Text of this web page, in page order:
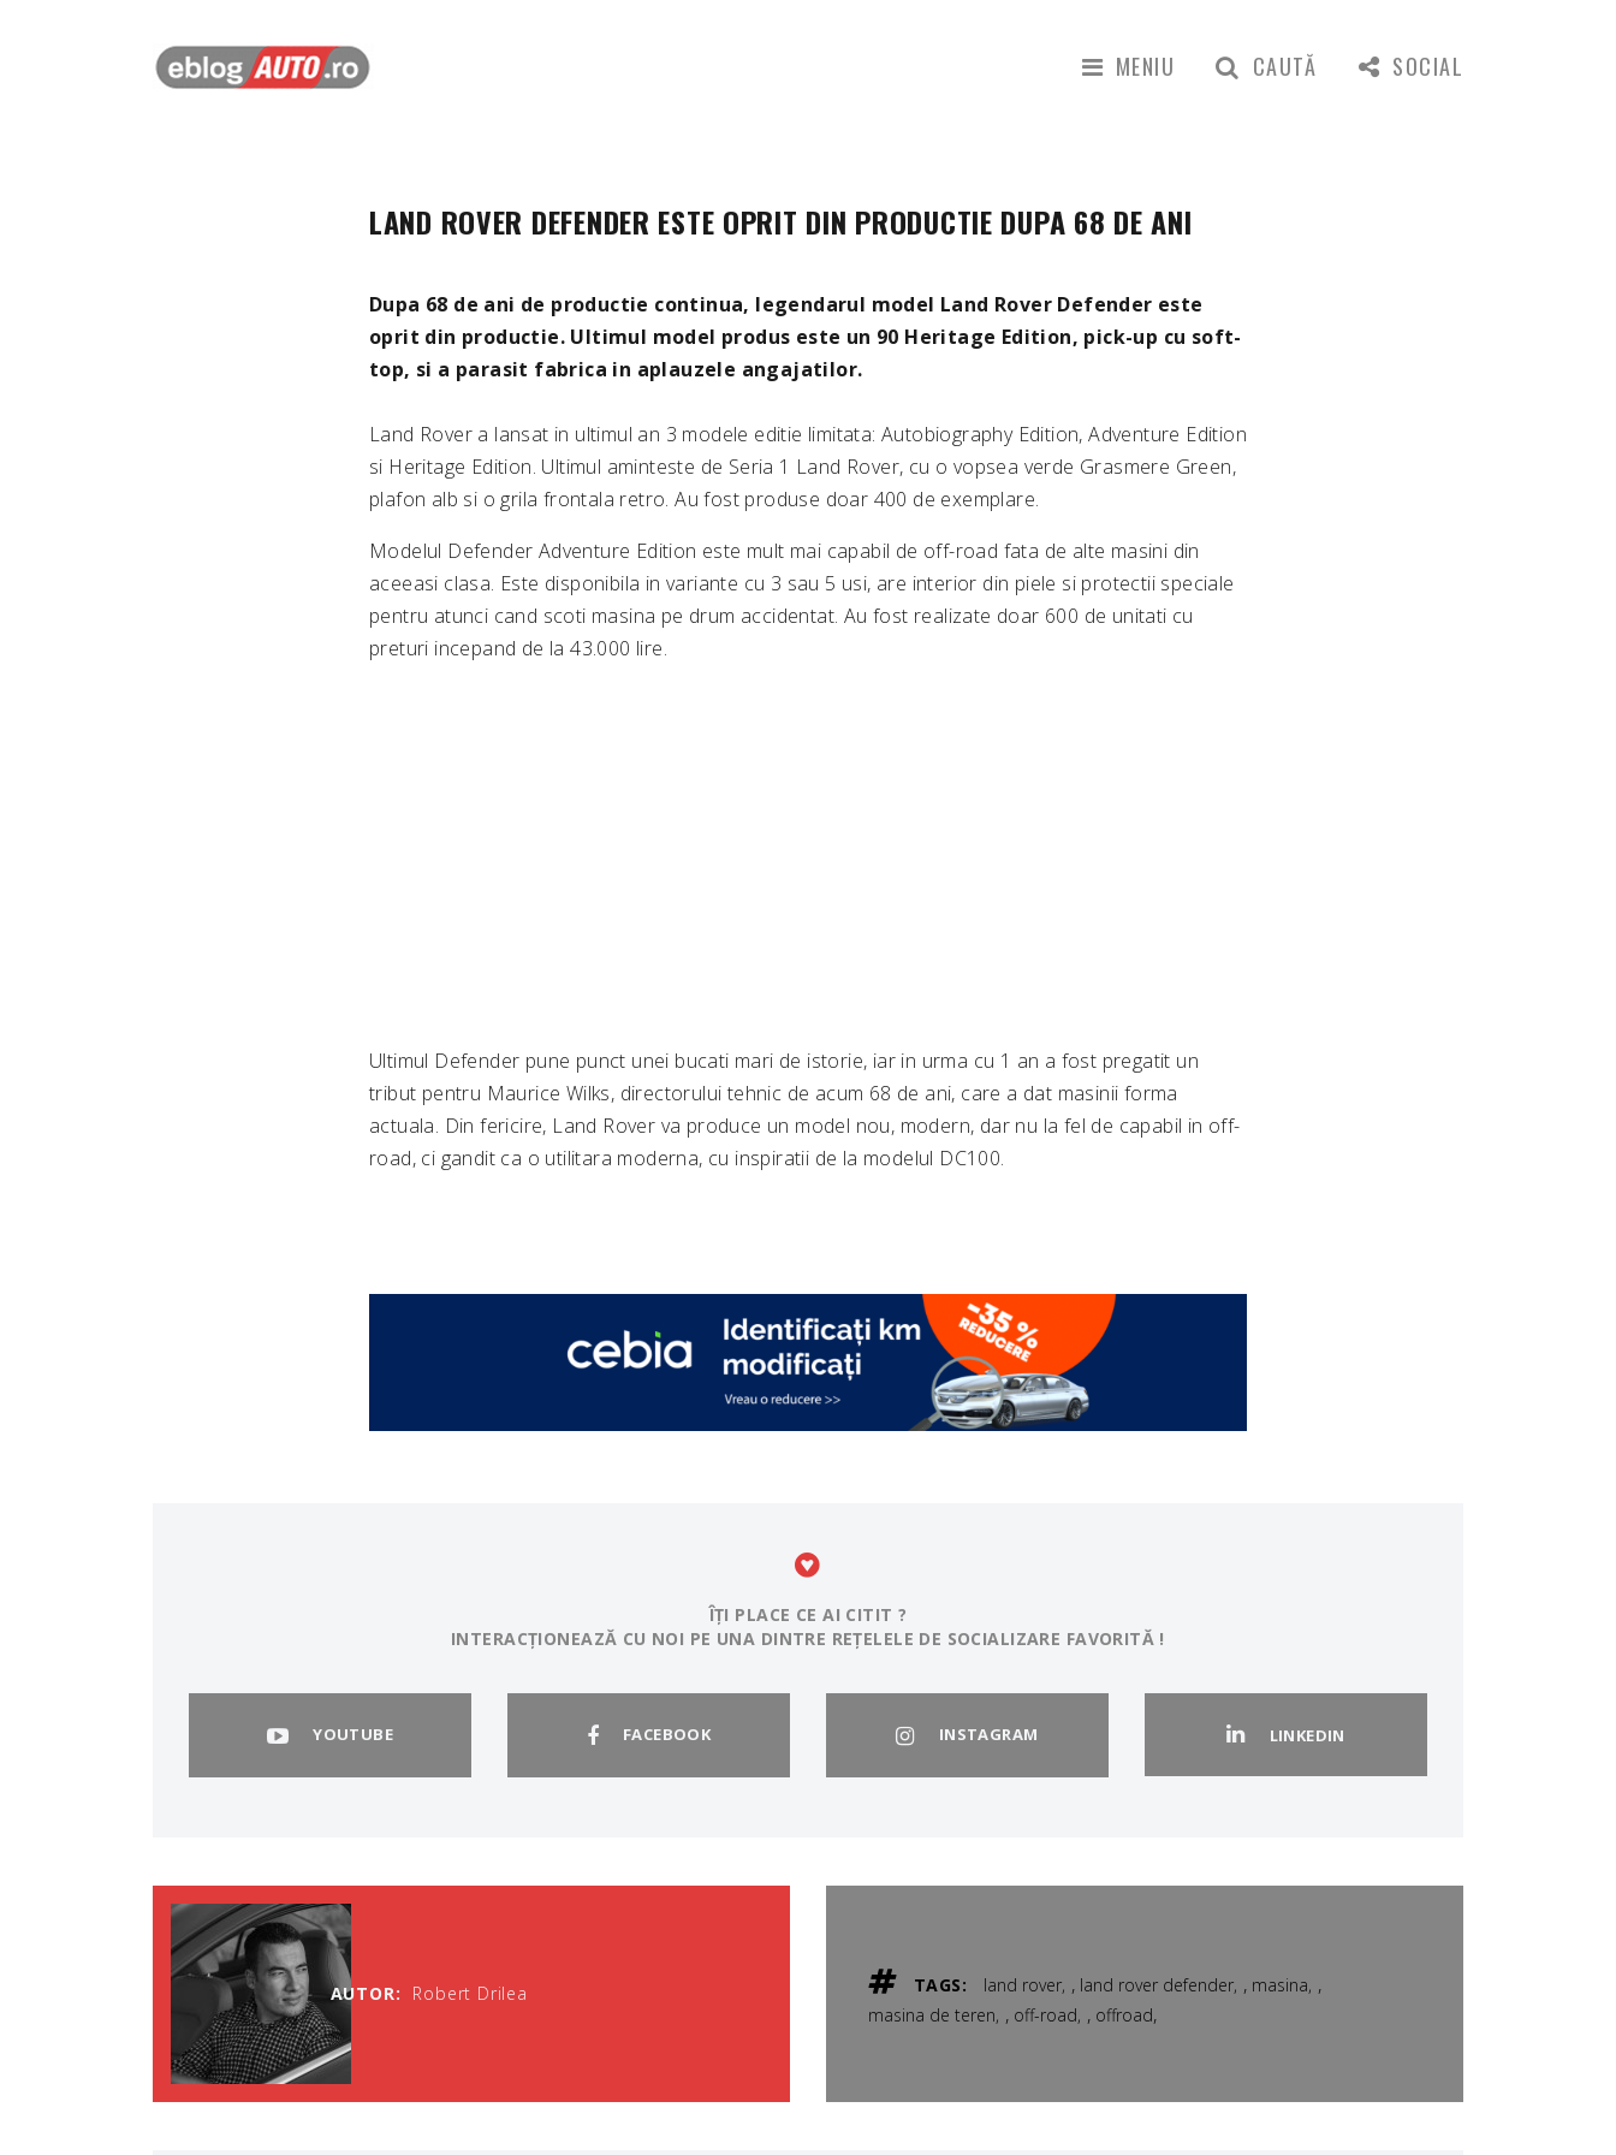
MENIU CAUTĂ SOCIAL
LAND ROVER DEFENDER ESTE OPRIT DIN PRODUCTIE DUPA 68 DE ANI
Dupa 68 de ani de productie continua, legendarul model Land Rover Defender este
oprit din productie. Ultimul model produs este un 90 Heritage Edition, pick-up cu soft-
top, si a parasit fabrica in aplauzele angajatilor.
Land Rover a lansat in ultimul an 3 modele editie limitata: Autobiography Edition, Adventure Edition
si Heritage Edition. Ultimul aminteste de Seria 1 Land Rover, cu o vopsea verde Grasmere Green,
plafon alb si o grila frontala retro. Au fost produse doar 400 de exemplare.
Modelul Defender Adventure Edition este mult mai capabil de off-road fata de alte masini din
aceeasi clasa. Este disponibila in variante cu 3 sau 5 usi, are interior din piele si protectii speciale
pentru atunci cand scoti masina pe drum accidentat. Au fost realizate doar 600 de unitati cu
preturi incepand de la 43.000 lire.
Ultimul Defender pune punct unei bucati mari de istorie, iar in urma cu 1 an a fost pregatit un
tribut pentru Maurice Wilks, directorului tehnic de acum 68 de ani, care a dat masinii forma
actuala. Din fericire, Land Rover va produce un model nou, modern, dar nu la fel de capabil in off-
road, ci gandit ca o utilitara moderna, cu inspiratii de la modelul DC100.
ÎȚI PLACE CE AI CITIT ?
INTERACȚIONEAZĂ CU NOI PE UNA DINTRE REȚELELE DE SOCIALIZARE FAVORITĂ !
YOUTUBE FACEBOOK INSTAGRAM LINKEDIN
AUTOR: Robert Drilea TAGS: land rover , land rover defender , masina ,
masina de teren , off-road , offroad,